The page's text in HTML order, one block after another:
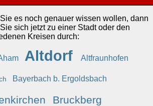
es noch genauer wissen wollen, dann
sich jetzt zu einer Stadt oder den
Kreisen durch:
Altdorf Altfraunhofen
Bayerbach b. Ergoldsbach
Bruckberg